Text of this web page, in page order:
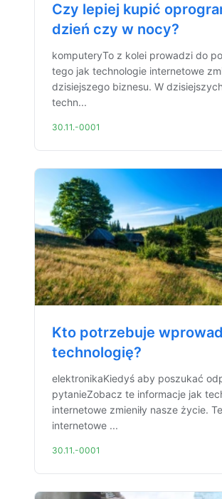
Czy lepiej kupić
dzień czy w nocy?
komputeryTo z kolei prowadzi do
tego jak technologie internetowe
dzisiejszego biznesu. W
techn...
30.11.-0001
Kto potrzebuje
technologię?
elektronikaKiedyś aby poszukać
pytanieZobacz te informacje jak
internetowe zmieniły nasze życie.
internetowe ...
30.11.-0001